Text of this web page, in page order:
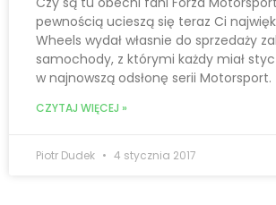
pewnością ucieszą się teraz Ci
Wheels wydał własnie do sprzedaży
samochody, z którymi każdy miał
w najnowszą odsłonę serii Motorsport.
CZYTAJ WIĘCEJ »
Piotr Dudek 4 stycznia 2017